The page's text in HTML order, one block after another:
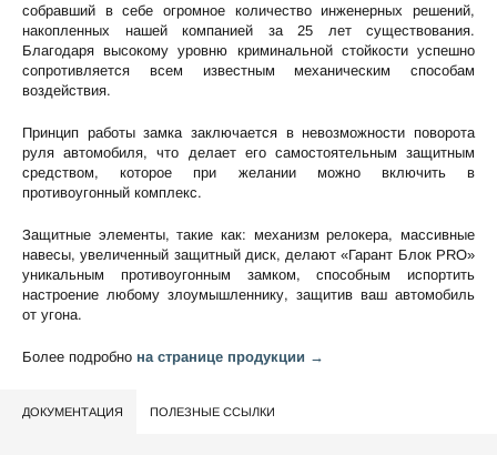
собравший в себе огромное количество инженерных решений,
накопленных нашей компанией за 25 лет существования.
Благодаря высокому уровню криминальной стойкости успешно
сопротивляется всем известным механическим способам
воздействия.
Принцип работы замка заключается в невозможности поворота
руля автомобиля, что делает его самостоятельным защитным
средством, которое при желании можно включить в
противоугонный комплекс.
Защитные элементы, такие как: механизм релокера, массивные
навесы, увеличенный защитный диск, делают «Гарант Блок PRO»
уникальным противоугонным замком, способным испортить
настроение любому злоумышленнику, защитив ваш автомобиль
от угона.
Более подробно на странице продукции →
ДОКУМЕНТАЦИЯ ПОЛЕЗНЫЕ ССЫЛКИ